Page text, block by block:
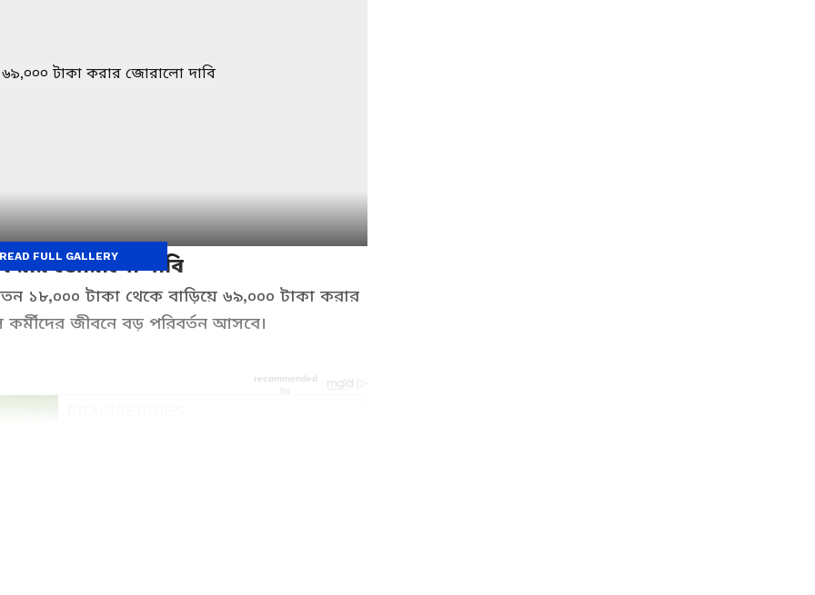
জোরালো দাবি
১৮,০০০ টাকা থেকে বাড়িয়ে ৬৯,০০০ টাকা করার
কর্মীদের জীবনে বড় পরিবর্তন আসবে।
FULL GALLERY